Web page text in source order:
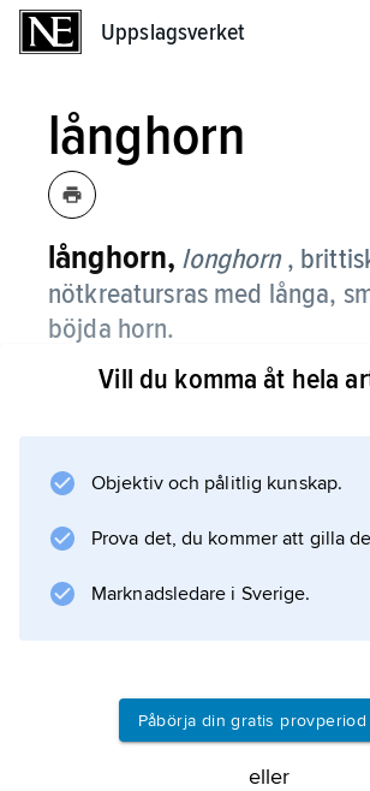
Uppslagsverket
långhorn
långhorn, longhorn ,
nötkreatursras med långa,
böjda horn.
Färgen är röd med brett vitt
med tidig och riklig fettansättning.
Bakewells död ut av den nya
Rasen ingår i
Breeds Survival Trust” och har fått
Information om artikeln
Vill du komma åt hela
Objektiv och pålitlig kunskap.
Prova det, du kommer att gilla
Marknadsledare i Sverige.
Påbörja din gratis provperiod
eller